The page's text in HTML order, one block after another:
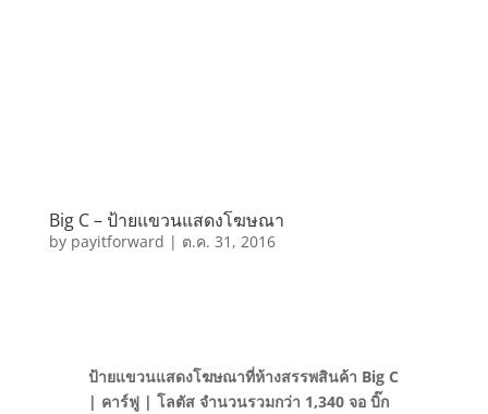
Big C – ป้ายแขวนแสดงโฆษณา
by payitforward | ต.ค. 31, 2016
ป้ายแขวนแสดงโฆษณาที่ห้างสรรพสินค้า Big C
| คาร์ฟู | โลตัส จำนวนรวมกว่า 1,340 จอ บิ๊ก